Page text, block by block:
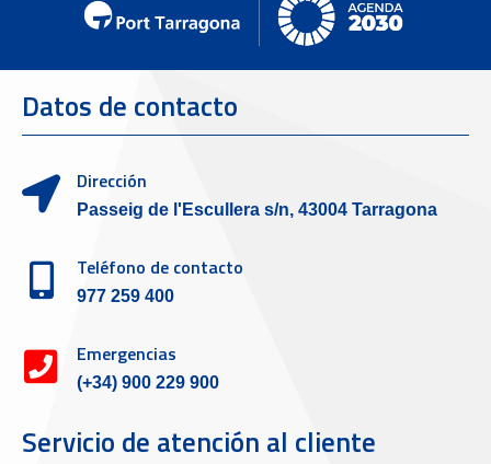
Datos de contacto
Dirección
Passeig de l'Escullera s/n, 43004 Tarragona
Teléfono de contacto
977 259 400
Emergencias
(+34) 900 229 900
Servicio de atención al cliente